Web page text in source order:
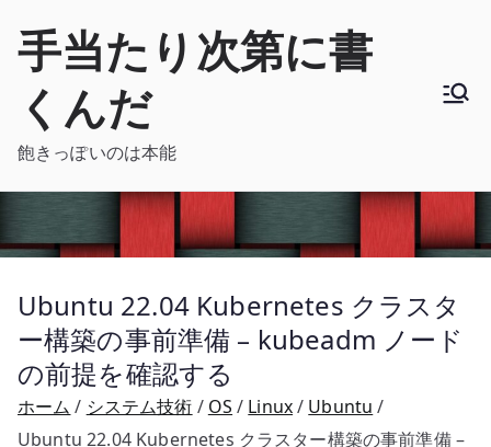
手当たり次第に書
くんだ
飽きっぽいのは本能
Ubuntu 22.04 Kubernetes クラスタ
ー構築の事前準備 – kubeadm ノード
の前提を確認する
ホーム システム技術 OS Linux
Ubuntu
Ubuntu 22.04 Kubernetes クラスター構築の事前準備 –